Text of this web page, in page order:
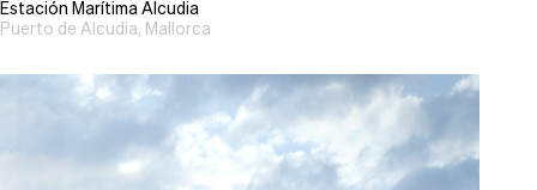
Estación Marítima Alcudia
Puerto de Alcudia, Mallorca